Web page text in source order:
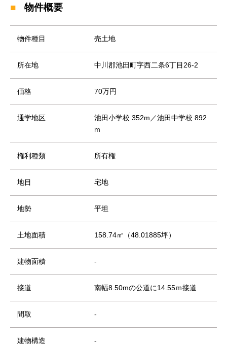
物件概要
物件種目 売土地
所在地 中川郡池田町字西二条6丁目26-2
価格 70万円
通学地区
池田小学校 352m／池田中学校 892
m
権利種類 所有権
地目 宅地
地勢 平坦
土地面積 158.74㎡（48.01885坪）
建物面積 -
接道 南幅8.50mの公道に14.55ｍ接道
間取 -
建物構造 -